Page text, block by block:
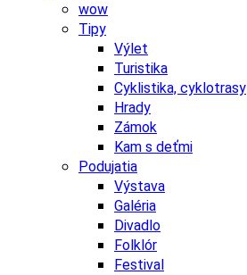
wow
Tipy
Výlet
Turistika
Cyklistika, cyklotrasy
Hrady
Zámok
Kam s deťmi
Podujatia
Výstava
Galéria
Divadlo
Folklór
Festival